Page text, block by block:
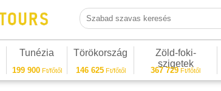
Szabad szavas keresés
Tunézia
199 900Ft/főtől
Törökország
146 625Ft/főtől
Zöld-foki-
szigetek
367 729 Ft/főtől